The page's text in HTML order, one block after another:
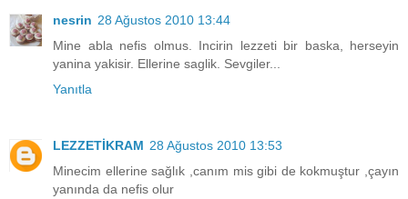
nesrin 28 Ağustos 2010 13:44
Mine abla nefis olmus. Incirin lezzeti bir baska, herseyin
yanina yakisir. Ellerine saglik. Sevgiler...
Yanıtla
LEZZETİKRAM 28 Ağustos 2010 13:53
Minecim ellerine sağlık ,canım mis gibi de kokmuştur ,çayın
yanında da nefis olur